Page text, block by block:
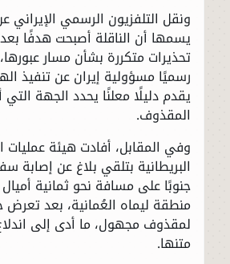
ونقل التلفزيون الرسمي الإيراني
يسمها أن الناقلة أصبحت هدفًا
تحذيرات متكررة بشأن مسار
رسميًا مسؤولية إيران عن تنفيذ
يقدم دليلًا معلنًا يحدد الجهة
المقذوف.
وفي المقابل، أفادت هيئة عمليات
البريطانية بتلقي بلاغ عن إصابة
جنوبًا على مسافة نحو ثمانية
منطقة ليماه العُمانية، بعد تعرض
لمقذوف مجهول، ما أدى إلى
متنها.